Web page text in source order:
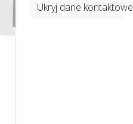
Ukryj dane kontaktowe